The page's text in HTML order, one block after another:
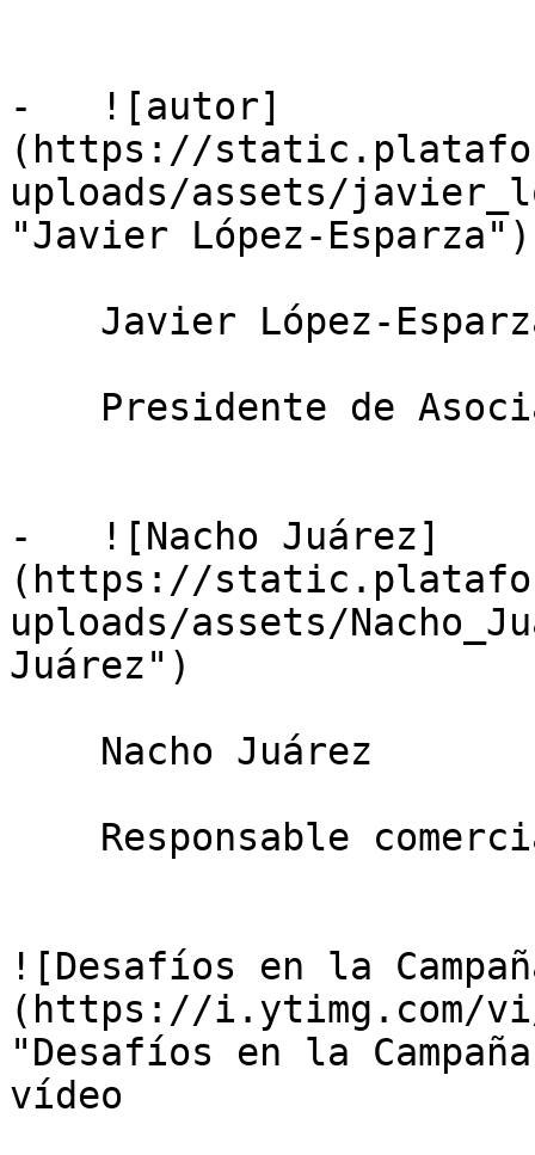
-   ![autor]
(https://
uploads/assets/
"Javier López-Esparza")
-   ![Nacho Juárez]
(https://
uploads/assets/
Juárez")
![Desafíos en la
(https://i.ytimg.com/vi/
"Desafíos en la
vídeo